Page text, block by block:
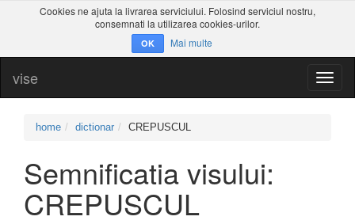
Cookies ne ajuta la livrarea serviciului. Folosind serviciul nostru,
consemnati la utilizarea cookies-urilor.
OK Mai multe
vise
home dictionar CREPUSCUL
Semnificatia visului:
CREPUSCUL